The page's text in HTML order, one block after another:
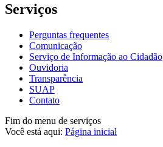
Serviços
Perguntas frequentes
Comunicação
Serviço de Informação ao Cidadão
Ouvidoria
Transparência
SUAP
Contato
Fim do menu de serviços
Você está aqui: Página inicial